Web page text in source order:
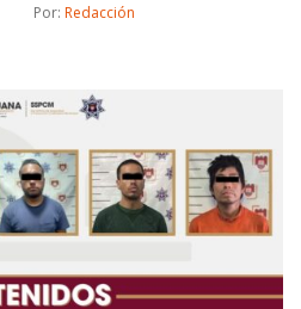
Por: Redacción